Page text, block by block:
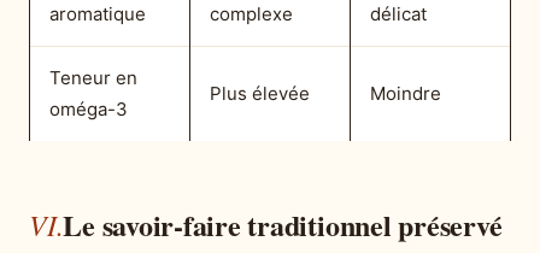
aromatique
complexe
délicat
Teneur en
oméga-3
Plus élevée Moindre
Le savoir-faire traditionnel préservé